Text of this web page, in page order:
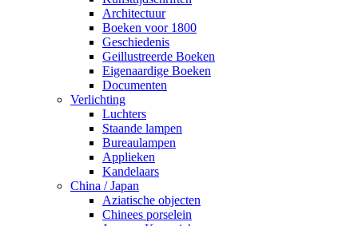
Architectuur
Boeken voor 1800
Geschiedenis
Geillustreerde Boeken
Eigenaardige Boeken
Documenten
Verlichting
Luchters
Staande lampen
Bureaulampen
Applieken
Kandelaars
China / Japan
Aziatische objecten
Chinees porselein